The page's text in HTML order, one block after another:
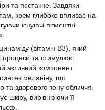
та постакне. Завдяки
крем глибоко впливає на
існуючі пігментні
(вітамін B3), який
процеси та стимулює
активний компонент
меланіну, що
та здорового тону обличчя.
шкіру, вирівнюючи її